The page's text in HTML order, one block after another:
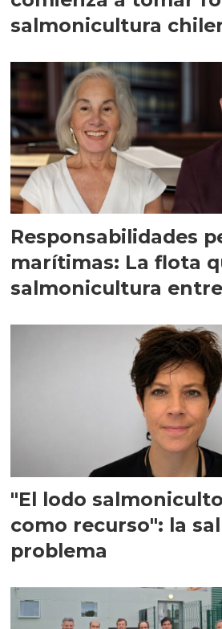
salmonicultura
Responsabilidades
marítimas: La flota
salmonicultura
"El lodo
como recurso": la
problema